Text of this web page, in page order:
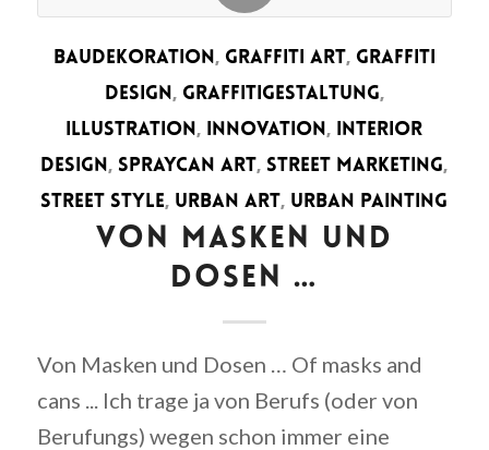
BAUDEKORATION, GRAFFITI ART, GRAFFITI
DESIGN, GRAFFITIGESTALTUNG,
ILLUSTRATION, INNOVATION, INTERIOR
DESIGN, SPRAYCAN ART, STREET MARKETING,
STREET STYLE, URBAN ART, URBAN PAINTING
VON MASKEN UND
DOSEN …
Von Masken und Dosen … Of masks and
cans ... Ich trage ja von Berufs (oder von
Berufungs) wegen schon immer eine